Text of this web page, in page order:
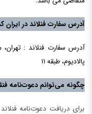
آدرس سفارت فنلاند در
پالادیوم، طبقه ۱۱
چگونه می‌توانم دعوت‌نامه
برای دریافت دعوت‌نامه